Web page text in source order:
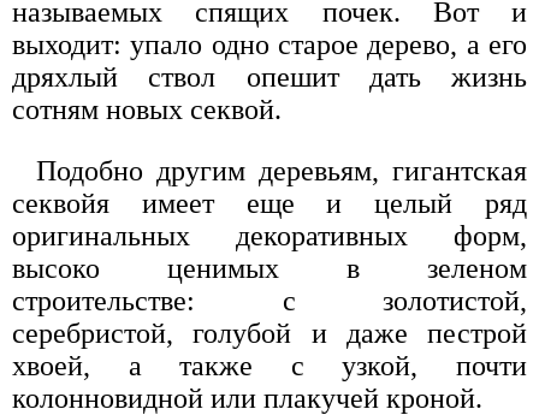
называемых спящих почек. Вот и
выходит: упало одно старое дерево, а его
дряхлый ствол опешит дать жизнь
сотням новых секвой.
Подобно другим деревьям, гигантская
секвойя имеет еще и целый ряд
оригинальных декоративных форм,
высоко ценимых в зеленом
строительстве: с золотистой,
серебристой, голубой и даже пестрой
хвоей, а также с узкой, почти
колонновидной или плакучей кроной.